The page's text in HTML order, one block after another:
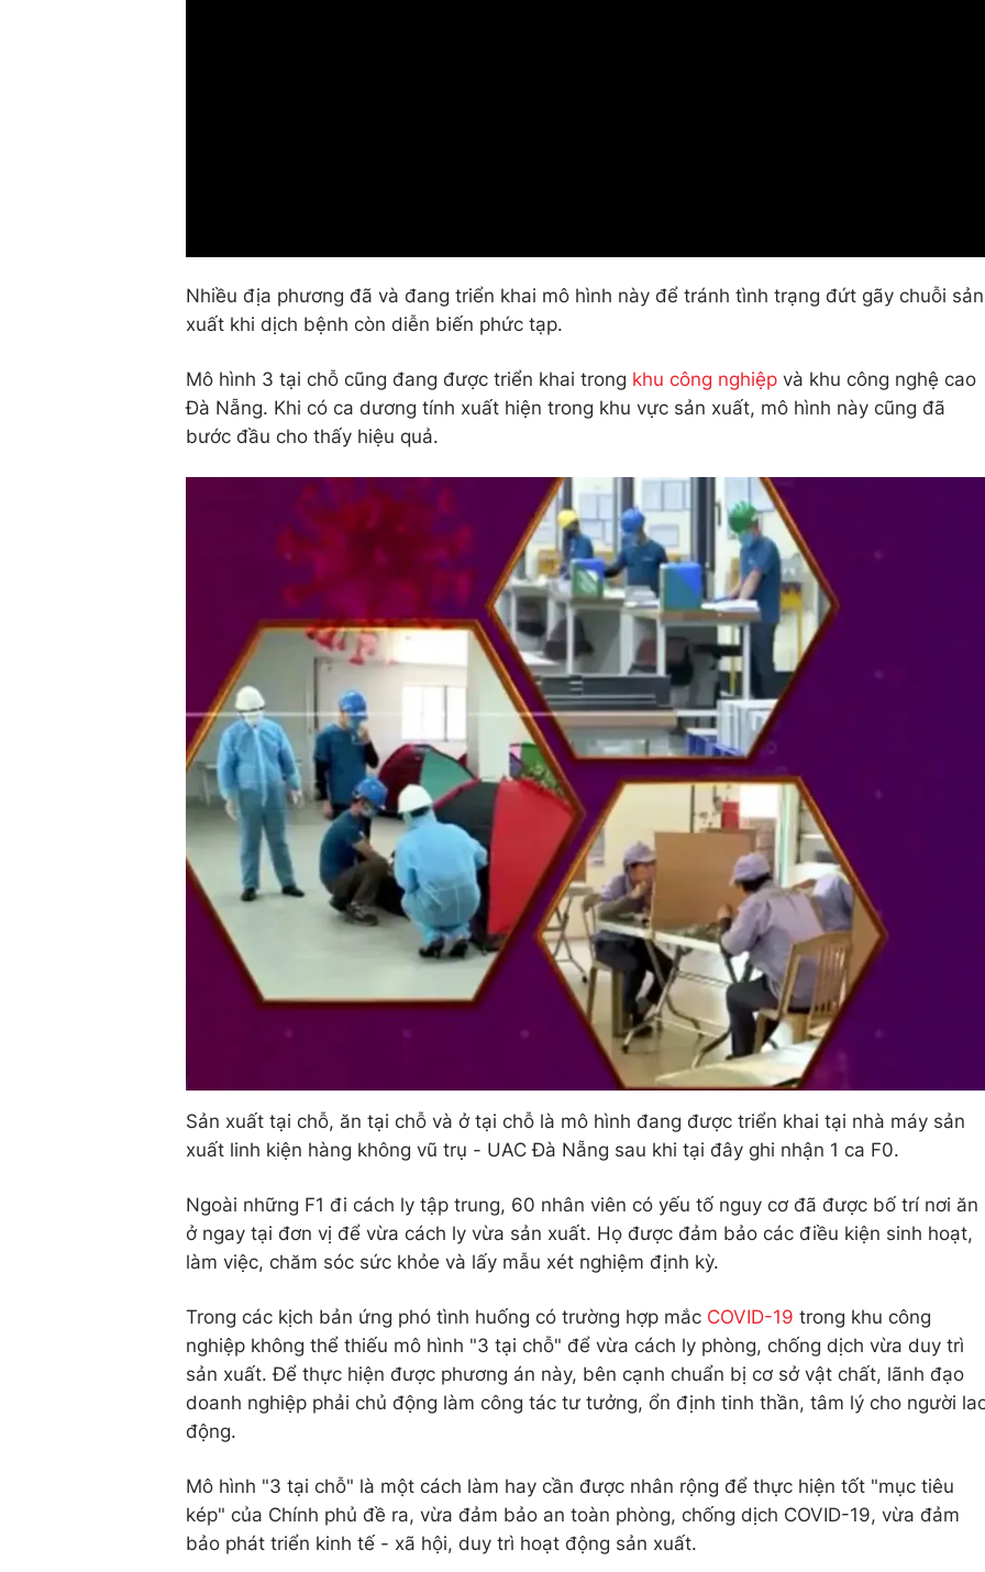
Nhiều địa phương đã và đang triển khai mô hình này để tránh tình trạng đứt gãy chuỗi sản
xuất khi dịch bệnh còn diễn biến phức tạp.
Mô hình 3 tại chỗ cũng đang được triển khai trong khu công nghiệp và khu công nghệ cao
Đà Nẵng. Khi có ca dương tính xuất hiện trong khu vực sản xuất, mô hình này cũng đã
bước đầu cho thấy hiệu quả.
Sản xuất tại chỗ, ăn tại chỗ và ở tại chỗ là mô hình đang được triển khai tại nhà máy sản
xuất linh kiện hàng không vũ trụ - UAC Đà Nẵng sau khi tại đây ghi nhận 1 ca F0.
Ngoài những F1 đi cách ly tập trung, 60 nhân viên có yếu tố nguy cơ đã được bố trí nơi ăn
ở ngay tại đơn vị để vừa cách ly vừa sản xuất. Họ được đảm bảo các điều kiện sinh hoạt,
làm việc, chăm sóc sức khỏe và lấy mẫu xét nghiệm định kỳ.
Trong các kịch bản ứng phó tình huống có trường hợp mắc COVID-19 trong khu công
nghiệp không thể thiếu mô hình "3 tại chỗ" để vừa cách ly phòng, chống dịch vừa duy trì
sản xuất. Để thực hiện được phương án này, bên cạnh chuẩn bị cơ sở vật chất, lãnh đạo
doanh nghiệp phải chủ động làm công tác tư tưởng, ổn định tinh thần, tâm lý cho người
động.
Mô hình "3 tại chỗ" là một cách làm hay cần được nhân rộng để thực hiện tốt "mục tiêu
kép" của Chính phủ đề ra, vừa đảm bảo an toàn phòng, chống dịch COVID-19, vừa đảm
bảo phát triển kinh tế - xã hội, duy trì hoạt động sản xuất.